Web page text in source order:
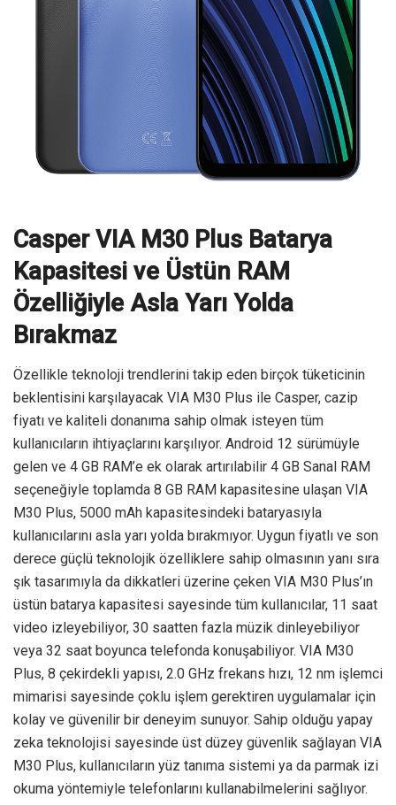
Casper VIA M30 Plus Batarya
Kapasitesi ve Üstün RAM
Özelliğiyle Asla Yarı Yolda
Bırakmaz
Özellikle teknoloji trendlerini takip eden birçok tüketicinin
beklentisini karşılayacak VIA M30 Plus ile Casper, cazip
fiyatı ve kaliteli donanıma sahip olmak isteyen tüm
kullanıcıların ihtiyaçlarını karşılıyor. Android 12 sürümüyle
gelen ve 4 GB RAM’e ek olarak artırılabilir 4 GB Sanal RAM
seçeneğiyle toplamda 8 GB RAM kapasitesine ulaşan VIA
M30 Plus, 5000 mAh kapasitesindeki bataryasıyla
kullanıcılarını asla yarı yolda bırakmıyor. Uygun fiyatlı ve son
derece güçlü teknolojik özelliklere sahip olmasının yanı sıra
şık tasarımıyla da dikkatleri üzerine çeken VIA M30 Plus’ın
üstün batarya kapasitesi sayesinde tüm kullanıcılar, 11 saat
video izleyebiliyor, 30 saatten fazla müzik dinleyebiliyor
veya 32 saat boyunca telefonda konuşabiliyor. VIA M30
Plus, 8 çekirdekli yapısı, 2.0 GHz frekans hızı, 12 nm işlemci
mimarisi sayesinde çoklu işlem gerektiren uygulamalar için
kolay ve güvenilir bir deneyim sunuyor. Sahip olduğu yapay
zeka teknolojisi sayesinde üst düzey güvenlik sağlayan VIA
M30 Plus, kullanıcıların yüz tanıma sistemi ya da parmak izi
okuma yöntemiyle telefonlarını kullanabilmelerini sağlıyor.